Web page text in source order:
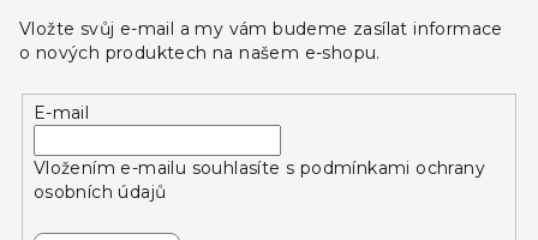
Vložte svůj e-mail a my vám budeme zasílat informace
o nových produktech na našem e-shopu.
E-mail
Vložením e-mailu souhlasíte s podmínkami ochrany
osobních údajů